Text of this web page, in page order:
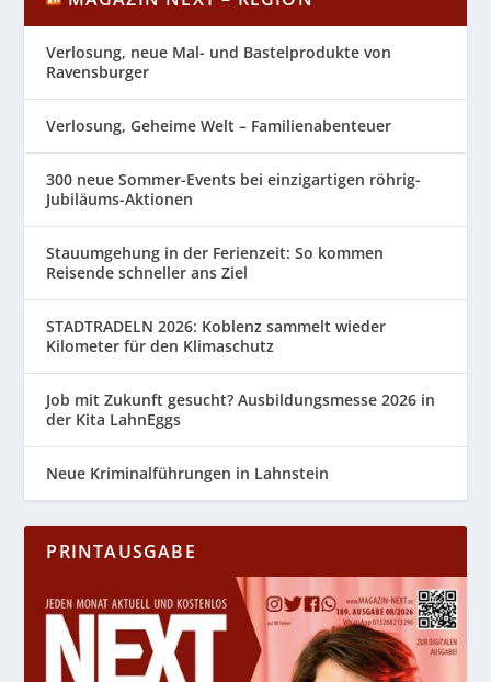
Verlosung, neue Mal- und Bastelprodukte von
Ravensburger
Verlosung, Geheime Welt – Familienabenteuer
300 neue Sommer-Events bei einzigartigen röhrig-
Jubiläums-Aktionen
Stauumgehung in der Ferienzeit: So kommen
Reisende schneller ans Ziel
STADTRADELN 2026: Koblenz sammelt wieder
Kilometer für den Klimaschutz
Job mit Zukunft gesucht? Ausbildungsmesse 2026 in
der Kita LahnEggs
Neue Kriminalführungen in Lahnstein
PRINTAUSGABE